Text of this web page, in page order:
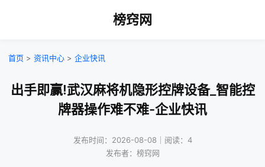
榜窍网
首页 > 资讯中心 > 企业快讯
出手即赢!武汉麻将机隐形控牌设备_智能控
牌器操作难不难-企业快讯
发布时间：2026-08-08｜阅读：4
发布者：榜窍网